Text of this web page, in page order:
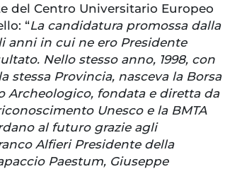
del Centro Universitario Europeo
“La candidatura promossa dalla
anni in cui ne ero Presidente
Nello stesso anno, 1998, con
stessa Provincia, nasceva la Borsa
Archeologico, fondata e diretta da
Unesco e la BMTA
al futuro grazie agli
Alfieri Presidente della
Paestum, Giuseppe